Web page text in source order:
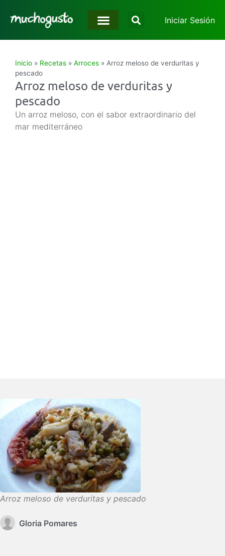
Iniciar Sesión
Inicio » Recetas » Arroces » Arroz meloso de verduritas y
pescado
Arroz meloso de verduritas y
pescado
Un arroz meloso, con el sabor extraordinario del
mar mediterráneo
Arroz meloso de verduritas y pescado
Gloria Pomares